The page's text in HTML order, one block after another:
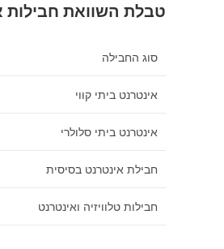
טבלת השוואת חבילות
סוג החבילה
אינטרנט ביתי קווי
אינטרנט ביתי סלולרי
חבילת אינטרנט בסיסית
חבילות טלוויזיה ואינטרנט